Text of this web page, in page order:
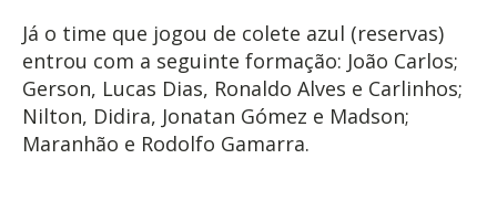
Já o time que jogou de colete azul (reservas)
entrou com a seguinte formação: João Carlos;
Gerson, Lucas Dias, Ronaldo Alves e Carlinhos;
Nilton, Didira, Jonatan Gómez e Madson;
Maranhão e Rodolfo Gamarra.